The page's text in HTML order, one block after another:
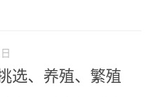
选、养殖、繁殖